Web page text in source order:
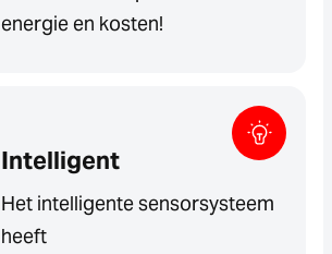
energie en kosten!
Intelligent
Het intelligente sensorsysteem
heeft